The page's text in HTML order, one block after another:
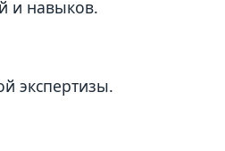
и навыков.
экспертизы.